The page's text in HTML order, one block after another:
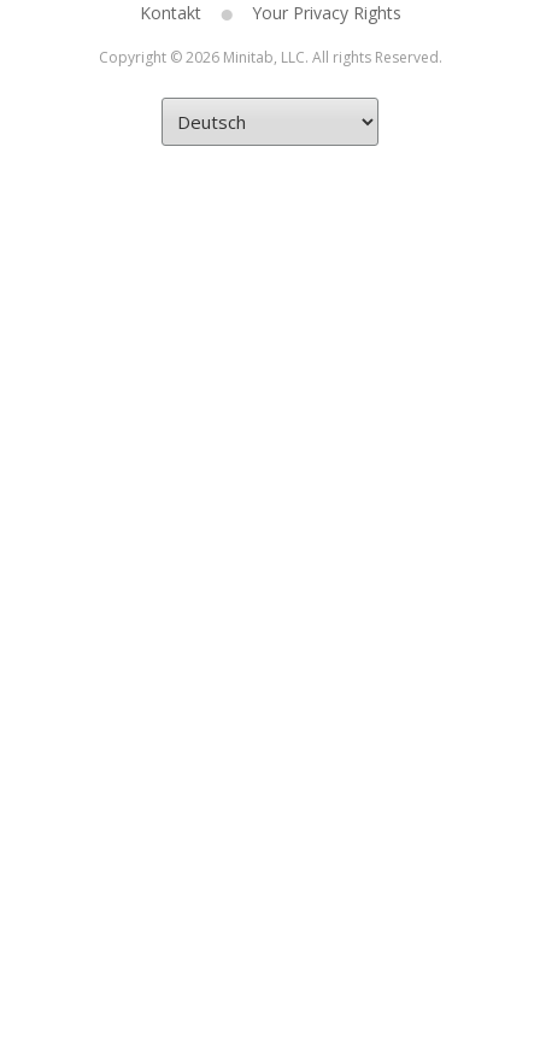
Kontakt
Your Privacy Rights
Copyright © 2026 Minitab, LLC. All rights Reserved.